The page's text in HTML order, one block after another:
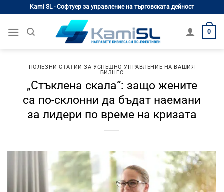
content
Kami SL - Софтуер за управление на търговската дейност
0
ПОЛЕЗНИ СТАТИИ ЗА УСПЕШНО УПРАВЛЕНИЕ НА ВАШИЯ
БИЗНЕС
„Стъклена скала“: защо жените
са по-склонни да бъдат наемани
за лидери по време на кризата